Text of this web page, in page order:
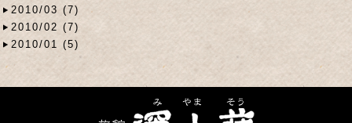
2010/03 (7)
2010/02 (7)
2010/01 (5)